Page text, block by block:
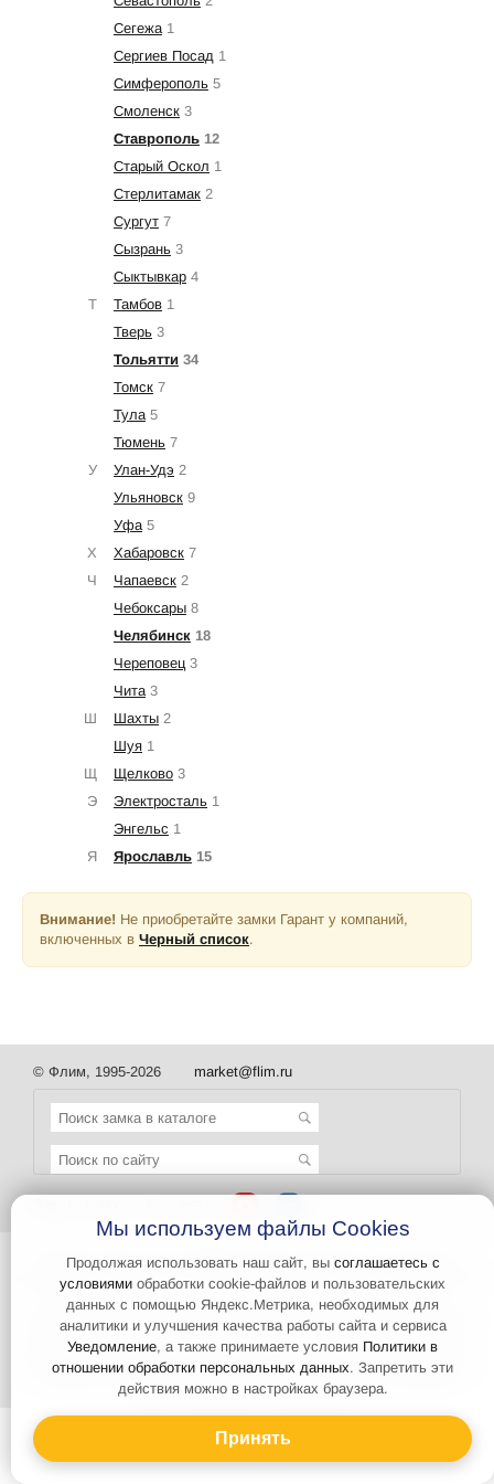
Сегежа 1
Сергиев Посад 1
Симферополь 5
Смоленск 3
Ставрополь 12
Старый Оскол 1
Стерлитамак 2
Сургут 7
Сызрань 3
Сыктывкар 4
Т
Тамбов 1
Тверь 3
Тольятти 34
Томск 7
Тула 5
Тюмень 7
У
Улан-Удэ 2
Ульяновск 9
Уфа 5
Х
Хабаровск 7
Ч
Чапаевск 2
Чебоксары 8
Челябинск 18
Череповец 3
Чита 3
Ш
Шахты 2
Шуя 1
Щ
Щелково 3
Э
Электросталь 1
Энгельс 1
Я
Ярославль 15
Внимание! Не приобретайте замки Гарант у компаний,
включенных в Черный список.
© Флим, 1995-2026 market@flim.ru
Интернет-сайт носит информационный характер и не является
публичной офертой, которая определяется положениями статьи 437
Гражданского кодекса РФ. Информация о характеристиках и
стоимости товаров, указанных на сайте, условия доставки может
быть изменена в одностороннем порядке. Информация по ценам,
может отличаться от фактической, к моменту оформления заказа.
Изображения товаров на любых представленных фотографиях
могут отличаться от оригиналов.
Мы используем файлы Cookies
Продолжая использовать наш сайт, вы соглашаетесь с
условиями обработки cookie-файлов и пользовательских
данных с помощью Яндекс.Метрика, необходимых для
аналитики и улучшения качества работы сайта и сервиса
Уведомление, а также принимаете условия Политики в
отношении обработки персональных данных. Запретить эти
действия можно в настройках браузера.
Принять